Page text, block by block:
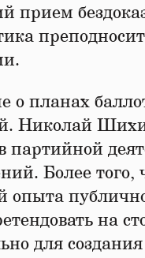
прием
о планах
Николай
партийной
Более того,
на
для